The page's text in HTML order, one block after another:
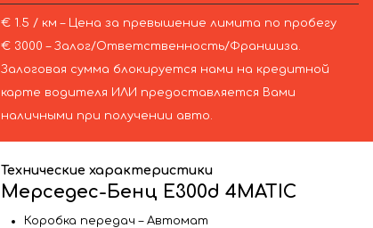
€ 1.5 / км – Цена за превышение лимита по пробегу
€ 3000 – Залог/Ответственность/Франшиза.
Залоговая сумма блокируется нами на кредитной
карте водителя ИЛИ предоставляется Вами
наличными при получении авто.
Технические характеристики
Мерседес-Бенц E300d 4MATIC
Коробка передач – Автомат